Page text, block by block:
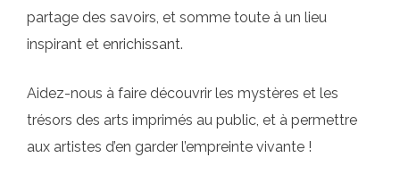
partage des savoirs, et somme toute à un lieu
inspirant et enrichissant.
Aidez-nous à faire découvrir les mystères et les
trésors des arts imprimés au public, et à permettre
aux artistes d’en garder l’empreinte vivante !